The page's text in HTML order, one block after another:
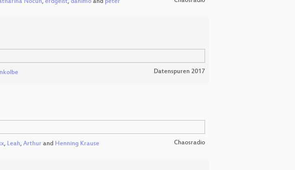
Nocun, erdgeist, danimo and peter
Datenspuren 2017
, Leah, Arthur and Henning Krause Chaosradio